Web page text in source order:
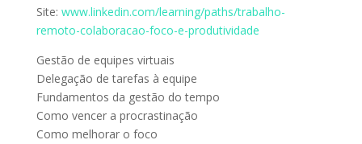
Site: www.linkedin.com/learning/paths/trabalho-
remoto-colaboracao-foco-e-produtividade
Gestão de equipes virtuais
Delegação de tarefas à equipe
Fundamentos da gestão do tempo
Como vencer a procrastinação
Como melhorar o foco